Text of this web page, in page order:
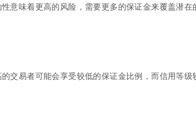
意味着更高的风险，需要更多的保证金来覆盖潜在
交易者可能会享受较低的保证金比例，而信用等级